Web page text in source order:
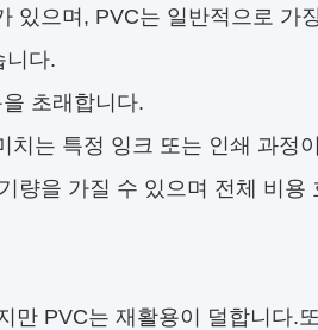
있으며, PVC는 일반적으로 가
니다.
초래합니다.
치는 특정 잉크 또는 인쇄 과정
량을 가질 수 있으며 전체 비용
만 PVC는 재활용이 덜합니다.